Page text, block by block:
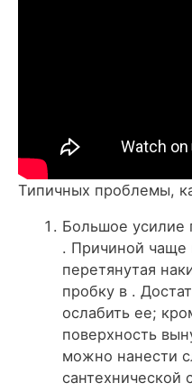
Типичных проблемы,
Большое усилие
. Причиной чаще
перетянутая
пробку в .
ослабить ее;
поверхность
можно нанести
сантехнической